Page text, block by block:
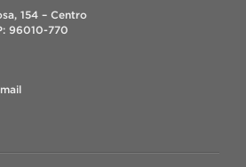
154 – Centro
96010-770